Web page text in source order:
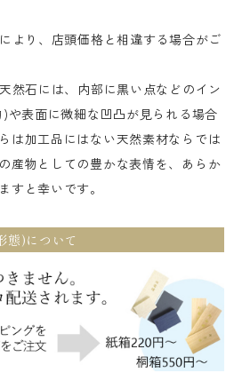
より、店頭価格と相違する場合がご
然石には、内部に黒い点などのイン
や表面に微細な凹凸が見られる場合
は加工品にはない天然素材ならでは
産物としての豊かな表情を、あらか
すと幸いです。
態)について